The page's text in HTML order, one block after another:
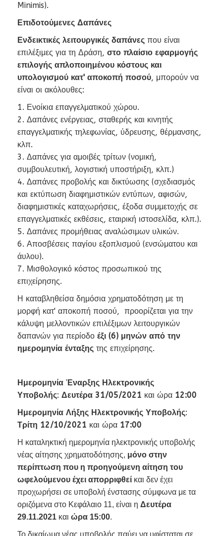
Minimis).
Επιδοτούμενες Δαπάνες
Ενδεικτικές λειτουργικές δαπάνες που είναι
επιλέξιμες για τη Δράση, στο πλαίσιο εφαρμογής
επιλογής απλοποιημένου κόστους και
υπολογισμού κατ' αποκοπή ποσού, μπορούν να
είναι οι ακόλουθες:
1. Ενοίκια επαγγελματικού χώρου.
2. Δαπάνες ενέργειας, σταθερής και κινητής
επαγγελματικής τηλεφωνίας, ύδρευσης, θέρμανσης,
κλπ.
3. Δαπάνες για αμοιβές τρίτων (νομική,
συμβουλευτική, λογιστική υποστήριξη, κλπ.)
4. Δαπάνες προβολής και δικτύωσης (σχεδιασμός
και εκτύπωση διαφημιστικών εντύπων, αφισών,
διαφημιστικές καταχωρήσεις, έξοδα συμμετοχής σε
επαγγελματικές εκθέσεις, εταιρική ιστοσελίδα, κλπ.).
5. Δαπάνες προμήθειας αναλώσιμων υλικών.
6. Αποσβέσεις παγίου εξοπλισμού (ενσώματου και
άυλου).
7. Μισθολογικό κόστος προσωπικού της
επιχείρησης.
Η καταβληθείσα δημόσια χρηματοδότηση με τη
μορφή κατ' αποκοπή ποσού, προορίζεται για την
κάλυψη μελλοντικών επιλέξιμων λειτουργικών
δαπανών για περίοδο έξι (6) μηνών από την
ημερομηνία ένταξης της επιχείρησης.
Ημερομηνία Έναρξης Ηλεκτρονικής
Υποβολής: Δευτέρα 31/05/2021 και ώρα 12:00
Ημερομηνία Λήξης Ηλεκτρονικής Υποβολής:
Τρίτη 12/10/2021 και ώρα 17:00
Η καταληκτική ημερομηνία ηλεκτρονικής υποβολής
νέας αίτησης χρηματοδότησης, μόνο στην
περίπτωση που η προηγούμενη αίτηση του
ωφελούμενου έχει απορριφθεί και δεν έχει
προχωρήσει σε υποβολή ένστασης σύμφωνα με τα
οριζόμενα στο Κεφάλαιο 11, είναι η Δευτέρα
29.11.2021 και ώρα 15:00.
Το δικαίωμα νέας υποβολής παύει να υφίσταται σε